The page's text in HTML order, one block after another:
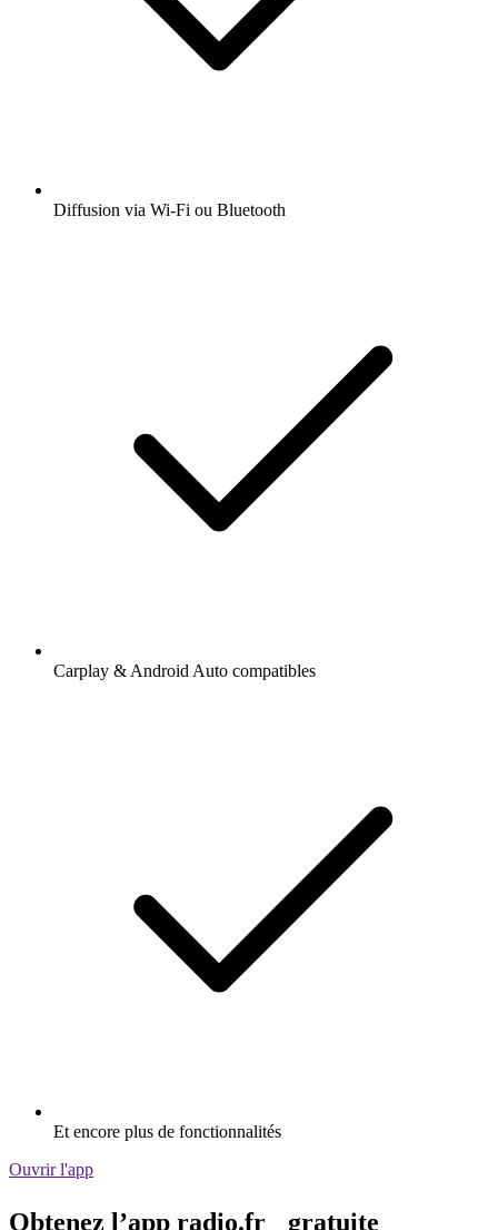
Diffusion via Wi-Fi ou Bluetooth
Carplay & Android Auto compatibles
Et encore plus de fonctionnalités
Ouvrir l'app
Obtenez l’app radio.fr gratuite